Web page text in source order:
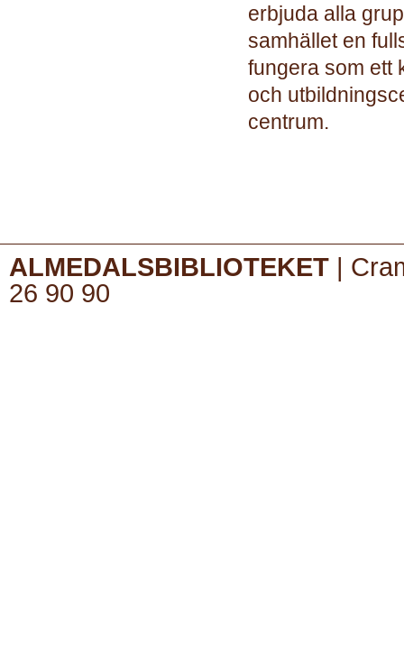
erbjuda alla
samhället en
fungera som ett
och
centrum.
ALMEDALSBIBLIOTEKET |
26 90 90